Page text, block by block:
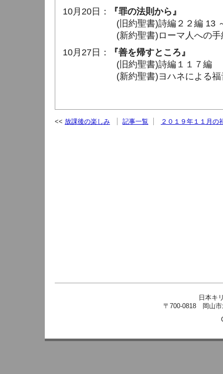
10月20日：
『罪の法則から』
(旧約聖書)詩編２２編 13 ～
(新約聖書)ローマ人への手紙
10月27日：
『善を帰すところ』
(旧約聖書)詩編１１７編
(新約聖書)ヨハネによる福音
放課後の楽しみ 記事一覧 ２０１９年１１月の
日本キ
〒700-0818 岡山市